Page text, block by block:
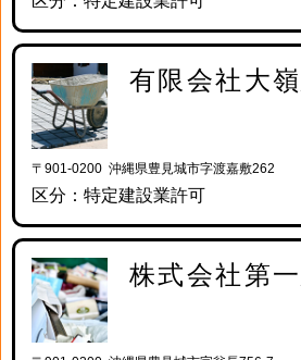
有限会社大
〒901-0200 沖縄県豊見城市字渡嘉敷262
区分：特定建設業許可
株式会社第